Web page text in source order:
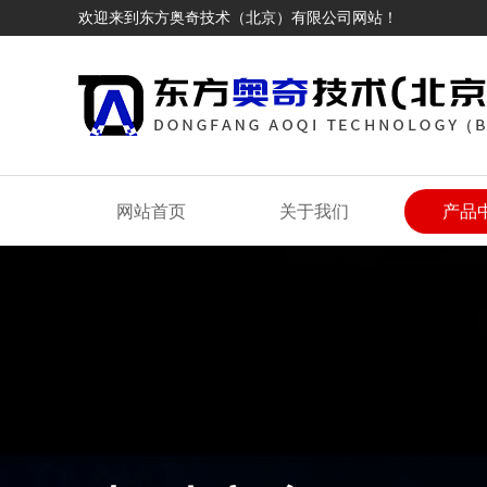
欢迎来到东方奥奇技术（北京）有限公司网站！
网站首页 关于我们 产品